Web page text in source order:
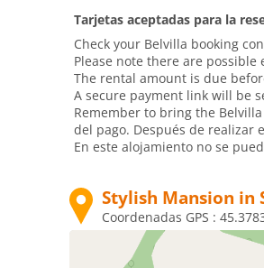
Tarjetas aceptadas para la
Check your Belvilla booking
Please note there are
The rental amount is due
A secure payment link will be
Remember to bring the
del pago. Después de realizar
En este alojamiento no se
Stylish Mansion in
Coordenadas GPS :